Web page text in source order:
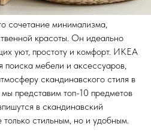
сочетание минимализма,
красоты. Он идеально
уют, простоту и комфорт. ИКЕА
поиска мебели и аксессуаров,
скандинавского стиля в
представим топ-10 предметов
в скандинавский
стильным, но и удобным.